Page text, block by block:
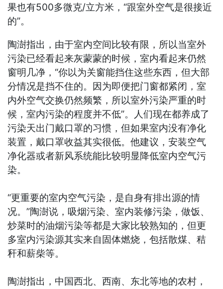
果也有500多微克/立方米，“跟室外空气是很接近
的”。
陶澍指出，由于室内空间比较有限，所以当室外
污染已经看起来灰蒙蒙的时候，室内看起来仍然
窗明几净，“你以为关窗能挡住这些东西，但大部
分情况是挡不住的。因为即便把门窗都紧闭，室
内外空气交换仍然频繁，所以室外污染严重的时
候，室内污染的程度并不低”。人们现在都养成了
污染天出门戴口罩的习惯，但如果室内没有净化
装置，戴口罩收益其实很低。他建议，安装空气
净化器或者新风系统能比较明显降低室内空气污
染。
“更重要的室内空气污染，是自身有排出源的情
况。”陶澍说，吸烟污染、室内装修污染，做饭、
炒菜时的油烟污染等都是大家比较熟知的，但更
多室内污染源其实来自固体燃烧，包括散煤、秸
秆和薪柴等。
陶澍指出，中国西北、西南、东北等地的农村，